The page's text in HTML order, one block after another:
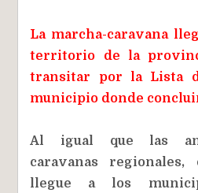
La marcha-caravana
territorio de la
transitar por la Lista
municipio donde
Al igual que las
caravanas
llegue a los